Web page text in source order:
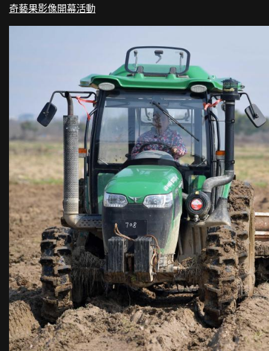
奇藝果影像開幕活動